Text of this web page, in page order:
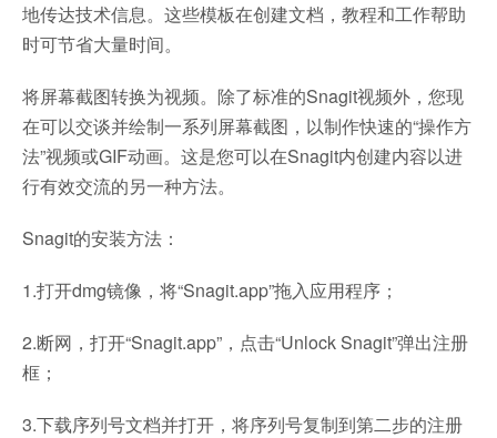
地传达技术信息。这些模板在创建文档，教程和工作帮助
时可节省大量时间。
将屏幕截图转换为视频。除了标准的Snagit视频外，您现
在可以交谈并绘制一系列屏幕截图，以制作快速的“操作方
法”视频或GIF动画。这是您可以在Snagit内创建内容以进
行有效交流的另一种方法。
Snagit的安装方法：
1.打开dmg镜像，将“Snagit.app”拖入应用程序；
2.断网，打开“Snagit.app”，点击“Unlock Snagit”弹出注册
框；
3.下载序列号文档并打开，将序列号复制到第二步的注册